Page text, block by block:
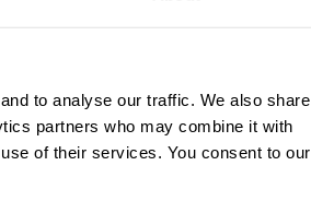
to analyse our traffic. We also share
partners who may combine it with
of their services. You consent to our